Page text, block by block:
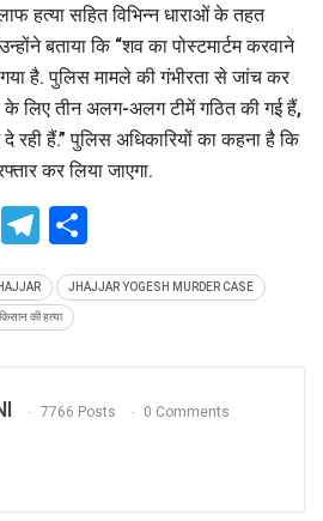
हत्या सहित विभिन्न धाराओं के तहत
बताया कि “शव का पोस्टमार्टम करवाने
है. पुलिस मामले की गंभीरता से जांच कर
के लिए तीन अलग-अलग टीमें गठित की गई हैं,
रही हैं.” पुलिस अधिकारियों का कहना है कि
कर लिया जाएगा.
LinkedIn
Telegram
JHAJJAR YOGESH MURDER CASE
की हत्या
7766 Posts 0 Comments